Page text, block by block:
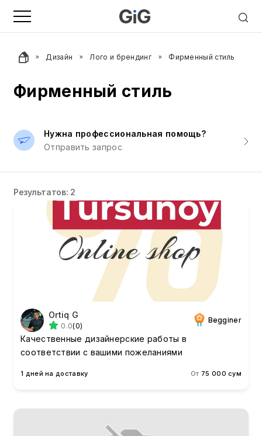
Дизайн Лого и брендинг Фирменный стиль
Фирменный стиль
Нужна профессиональная помощь?
Отправить запрос
Результатов: 2
Ortiq G
0.0(0)
Begginer
Качественные дизайнерские работы в
соответствии с вашими пожеланиями
1 дней на доставку От 75 000 сум